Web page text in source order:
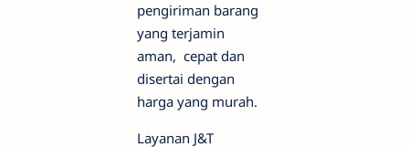
pengiriman barang
yang terjamin
aman, cepat dan
disertai dengan
harga yang murah.
Layanan J&T